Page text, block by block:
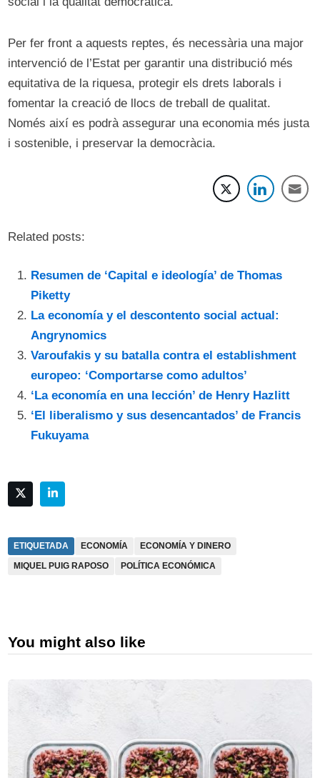
Per fer front a aquests reptes, és necessària una major
intervenció de l’Estat per garantir una distribució més
equitativa de la riquesa, protegir els drets laborals i
fomentar la creació de llocs de treball de qualitat.
Només així es podrà assegurar una economia més justa
i sostenible, i preservar la democràcia.
Related posts:
Resumen de ‘Capital e ideología’ de Thomas
Piketty
La economía y el descontento social actual:
Angrynomics
Varoufakis y su batalla contra el establishment
europeo: ‘Comportarse como adultos’
‘La economía en una lección’ de Henry Hazlitt
‘El liberalismo y sus desencantados’ de Francis
Fukuyama
ETIQUETADA ECONOMÍA
ECONOMÍA Y DINERO
MIQUEL PUIG RAPOSO
POLÍTICA ECONÓMICA
You might also like